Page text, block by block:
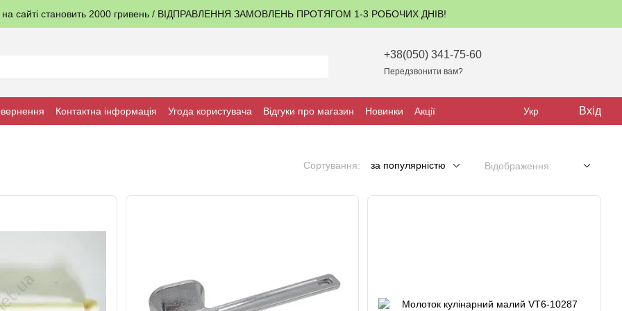
на сайті становить 2000 гривень / ВІДПРАВЛЕННЯ ЗАМОВЛЕНЬ ПРОТЯГОМ 1-3 РОБОЧИХ ДНІВ!
+38(050) 341-75-60
Передзвонити вам?
Контактна інформація Угода користувача Відгуки про магазин Новинки Акції Укр Вхід
Сортування: за популярністю Відображення: